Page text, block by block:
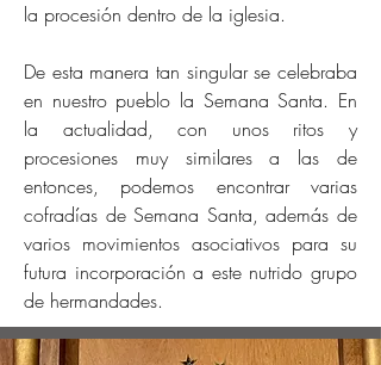
la procesión dentro de la iglesia.
De esta manera tan singular se celebraba
en nuestro pueblo la Semana Santa. En
la actualidad, con unos ritos y
procesiones muy similares a las de
entonces, podemos encontrar varias
cofradías de Semana Santa, además de
varios movimientos asociativos para su
futura incorporación a este nutrido grupo
de hermandades.